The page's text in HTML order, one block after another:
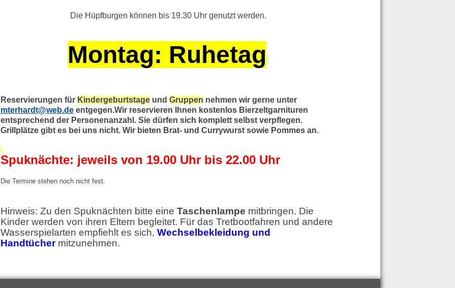
Die Hüpfburgen können bis 19.30 Uhr genutzt werden.
Montag: Ruhetag
Reservierungen für Kindergeburtstageund Gruppen nehmen wir gerne unter
mterhardt@web.deentgegen.Wir reservieren Ihnen kostenlos Bierzeltgarnituren
entsprechend der Personenanzahl. Sie dürfen sich komplett selbst verpflegen.
Grillplätze gibt es bei uns nicht. Wir bieten Brat- und Currywurst sowie Pommes an.
Spuknächte: jeweils von 19.00 Uhr bis 22.00 Uhr
Die Termine stehen noch nicht fest.
Hinweis: Zu den Spuknächten bitte eine Taschenlampe mitbringen. Die
Kinder werden von ihren Eltern begleitet. Für das Tretbootfahren und andere
Wasserspielarten empfiehlt es sich, Wechselbekleidung und
Handtüchermitzunehmen.